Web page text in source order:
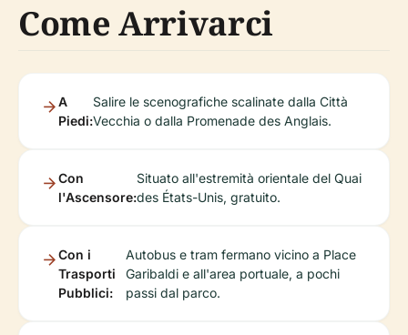
Come Arrivarci
A
Piedi:
Salire le scenografiche scalinate dalla Città
Vecchia o dalla Promenade des Anglais.
Con
l'Ascensore:
Situato all'estremità orientale del Quai
des États-Unis, gratuito.
Con i
Trasporti
Pubblici:
Autobus e tram fermano vicino a Place
Garibaldi e all'area portuale, a pochi
passi dal parco.